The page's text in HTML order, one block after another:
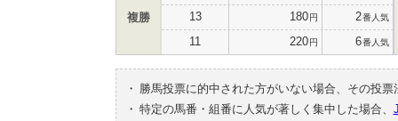
複勝 13 180円 2番人気
11 220円 6番人気
・
勝馬投票に的中された方がいない場合、その投
・ 特定の馬番・組番に人気が著しく集中した場合、